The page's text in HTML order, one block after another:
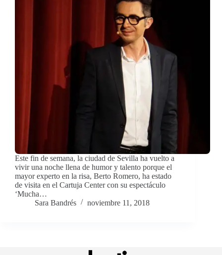
Este fin de semana, la ciudad de Sevilla ha vuelto a
vivir una noche llena de humor y talento porque el
mayor experto en la risa, Berto Romero, ha estado
de visita en el Cartuja Center con su espectáculo
‘Mucha…
Sara Bandrés
noviembre 11, 2018